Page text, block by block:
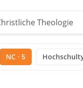
NC · 5